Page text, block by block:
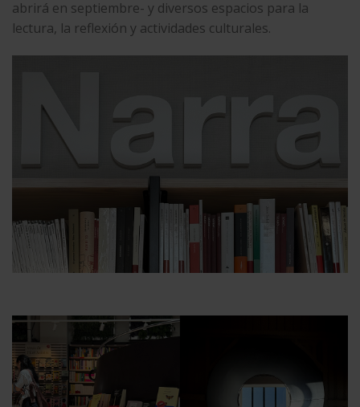
abrirá en septiembre- y diversos espacios para la
lectura, la reflexión y actividades culturales.